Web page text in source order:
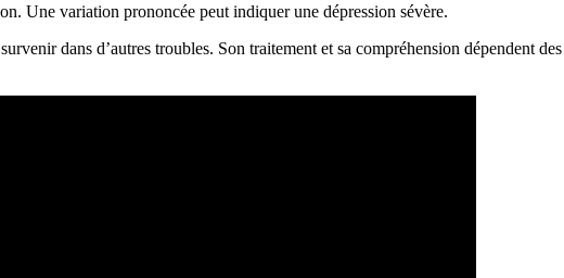
Une variation prononcée peut indiquer une dépression sévère.
dans d’autres troubles. Son traitement et sa compréhension dépendent